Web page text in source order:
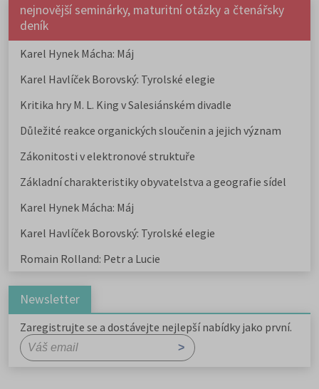
nejnovější seminárky, maturitní otázky a čtenářsky
deník
Karel Hynek Mácha: Máj
Karel Havlíček Borovský: Tyrolské elegie
Kritika hry M. L. King v Salesiánském divadle
Důležité reakce organických sloučenin a jejich význam
Zákonitosti v elektronové struktuře
Základní charakteristiky obyvatelstva a geografie sídel
Karel Hynek Mácha: Máj
Karel Havlíček Borovský: Tyrolské elegie
Romain Rolland: Petr a Lucie
Newsletter
Zaregistrujte se a dostávejte nejlepší nabídky jako první.